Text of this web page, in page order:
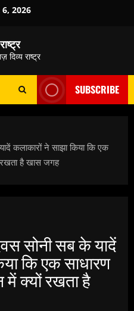
2026
दिव्य राष्ट्र
SUBSCRIBE
कलाकारों ने साझा किया कि एक
है खास जगह
सोनी सब के यादें
कि एक साधारण
क्यों रखता है